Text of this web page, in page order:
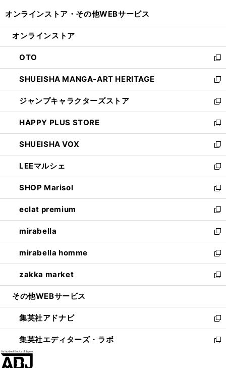
開
ン
ウ
で
開
く
ウ
ン
ド
ウ
で
開
く
オンラインストア・ その他WEBサービス
オンラインストア
OTO
新
し
い
ウ
ィ
ン
ド
ウ
で
開
く
SHUEISHA MANGA-ART HERITAGE
新
し
い
ウ
ィ
ン
ド
ウ
で
開
く
ジャンプキャラクターズストア
新
し
い
ウ
ィ
ン
ド
ウ
で
開
く
HAPPY PLUS STORE
新
し
い
ウ
ィ
ン
ド
ウ
で
開
く
SHUEISHA VOX
新
し
い
ウ
ィ
ン
ド
ウ
で
開
く
LEEマルシェ
新
し
い
ウ
ィ
ン
ド
ウ
で
開
く
SHOP Marisol
新
し
い
ウ
ィ
ン
ド
ウ
で
開
eclat premium
新
し
い
ウ
ィ
ン
ド
ウ
開
く
mirabella
新
し
い
ウ
ィ
ン
ウ
で
開
く
mirabella homme
新
し
い
ウ
ン
ド
ウ
で
zakka market
新
し
ウ
ィ
ン
ド
その他WEBサービス
集英社アドナビ
新
し
い
集英社エディターズ・ラボ
新